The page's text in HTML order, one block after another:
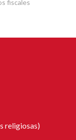
fiscales
religiosas)